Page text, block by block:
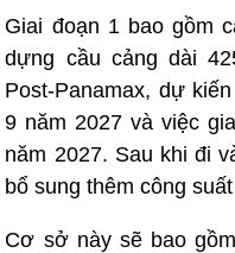
Giai đoạn 1 bao gồm
dựng cầu cảng dài
Post-Panamax, dự
9 năm 2027 và việc
năm 2027. Sau khi đi
bổ sung thêm công
Cơ sở này sẽ bao